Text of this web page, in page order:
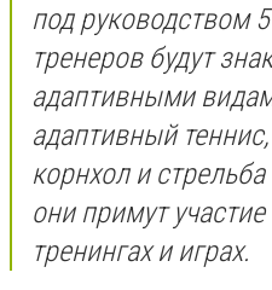
под руководством
тренеров будут
адаптивными
адаптивный
корнхол и
они примут
тренингах и играх.